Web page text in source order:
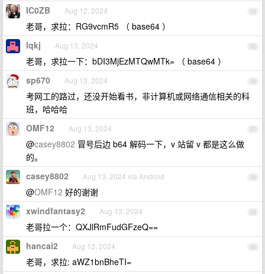
54
IC0ZB Aug 12, 2024
老哥，求拉：RG9vcmR5 （ base64 ）
55
lqkj Aug 13, 2024
老哥，求拉一下：bDI3MjEzMTQwMTk= （ base64 ）
56
sp670 Aug 13, 2024
考网工的路过，还没开始看书，非计算机或网络通信相关的科
班，哈哈哈
57
OMF12 Aug 13, 2024
@casey8802 冒号后边 b64 解码一下，v 站留 v 都是这么做
的。
58
casey8802 Aug 13, 2024 via Android
@OMF12 好的谢谢
59
xwindfantasy2 Aug 13, 2024
老哥拉一个：QXJlRmFudGFzeQ==
60
hancai2 Aug 13, 2024
老哥，求拉: aWZ1bnBheTI=